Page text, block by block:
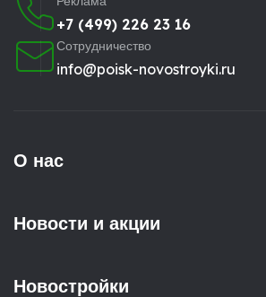
+7 (499) 226 23 16
Сотрудничество
info@poisk-novostroyki.ru
О нас
Новости и акции
Новостройки